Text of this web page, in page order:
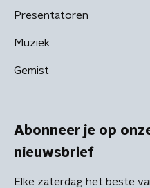
Presentatoren
Muziek
Gemist
Abonneer je op
nieuwsbrief
Elke zaterdag het beste